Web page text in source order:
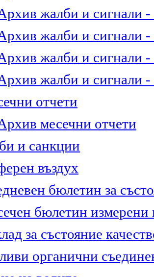
жалби и сигнали -
жалби и сигнали -
жалби и сигнали -
жалби и сигнали -
отчети
месечни отчети
и санкции
въздух
бюлетин за
бюлетин
за състояние
органични